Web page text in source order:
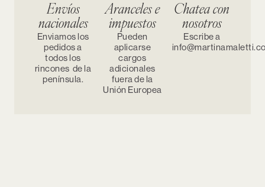
Envíos
nacionales
Enviamos los
pedidos a
todos los
rincones de la
península.
Aranceles e
impuestos
Pueden
aplicarse
cargos
adicionales
fuera de la
Unión Europea
Chatea con
nosotros
Escribe a